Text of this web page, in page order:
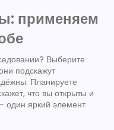
применяем
Выберите
подскажут
Планируете
что вы открыты и
один яркий элемент